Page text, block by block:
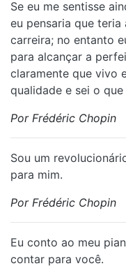
Se eu me sentisse
eu pensaria que
carreira; no entanto
para alcançar a
claramente que vivo
qualidade e sei o
Por Frédéric Chopin
Sou um
para mim.
Por Frédéric Chopin
Eu conto ao meu
contar para você.